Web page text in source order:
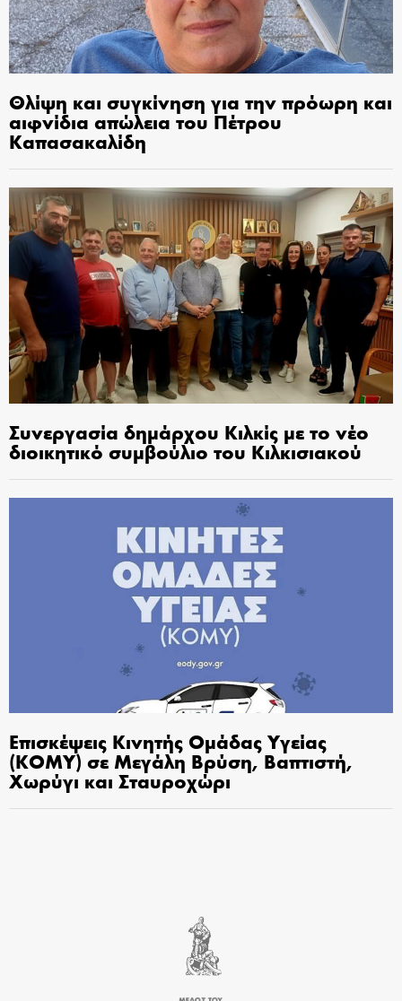
Θλίψη και συγκίνηση για την πρόωρη και
αιφνίδια απώλεια του Πέτρου
Καπασακαλίδη
Συνεργασία δημάρχου Κιλκίς με το νέο
διοικητικό συμβούλιο του Κιλκισιακού
Επισκέψεις Κινητής Ομάδας Υγείας
(ΚΟΜΥ) σε Μεγάλη Βρύση, Βαπτιστή,
Χωρύγι και Σταυροχώρι